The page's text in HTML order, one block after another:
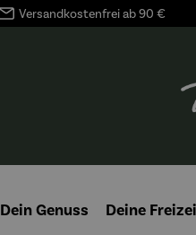
Versandkostenfrei ab 90 €
Dein Genuss Deine